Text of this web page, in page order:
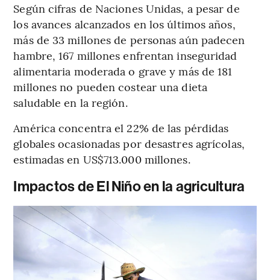
Según cifras de Naciones Unidas, a pesar de
los avances alcanzados en los últimos años,
más de 33 millones de personas aún padecen
hambre, 167 millones enfrentan inseguridad
alimentaria moderada o grave y más de 181
millones no pueden costear una dieta
saludable en la región.
América concentra el 22% de las pérdidas
globales ocasionadas por desastres agrícolas,
estimadas en US$713.000 millones.
Impactos de El Niño en la agricultura